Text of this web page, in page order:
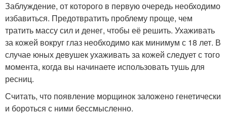
Заблуждение, от которого в первую очередь необходимо
избавиться. Предотвратить проблему проще, чем
тратить массу сил и денег, чтобы её решить. Ухаживать
за кожей вокруг глаз необходимо как минимум с 18 лет. В
случае юных девушек ухаживать за кожей следует с того
момента, когда вы начинаете использовать тушь для
ресниц.
Считать, что появление морщинок заложено генетически
и бороться с ними бессмысленно.